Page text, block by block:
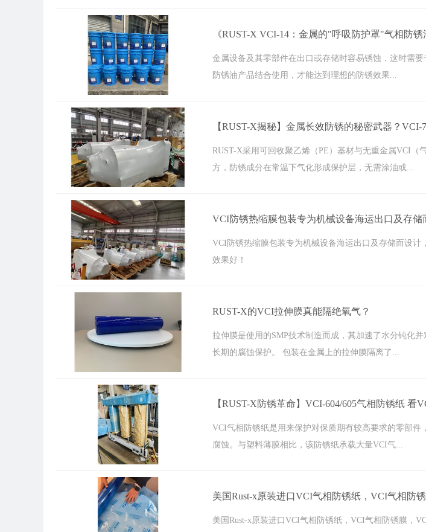
《RUST-X VCI-14：金属的"呼吸防护罩"气相防锈
金属设备及其零部件在出口或存储时容易锈蚀，这时需
防锈油产品结合使用，才能达到理想的防锈效果...
【RUST-X揭秘】金属长效防锈的秘密武器？VCI-
RUST-X采用可回收聚乙烯（PE）基材与无重金属VCI（
方，防锈成分在常温下气化形成保护层，无需涂油或...
VCI防锈热缩膜包装专为机械设备海运出口及存储
VCI防锈热缩膜包装专为机械设备海运出口及存储而设计
效果好！
RUST-X的VCI拉伸膜真能隔绝氧气？
拉伸膜是使用的SMP技术制造而成，其加速了水分钝化
长期的腐蚀保护。 包装在金属上的拉伸膜隔离了...
【RUST-X防锈革命】VCI-604/605气相防锈纸 看
VCI气相防锈纸是用来保护对保质期有较高要求的零部件
腐蚀。与塑料薄膜相比，该防锈纸承载大量VCI气...
美国Rust-x原装进口VCI气相防锈纸，VCI气相防
美国Rust-x原装进口VCI气相防锈纸，VCI气相防锈膜，